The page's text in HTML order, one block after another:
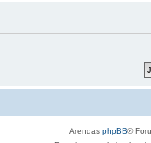
Arendas phpBB®